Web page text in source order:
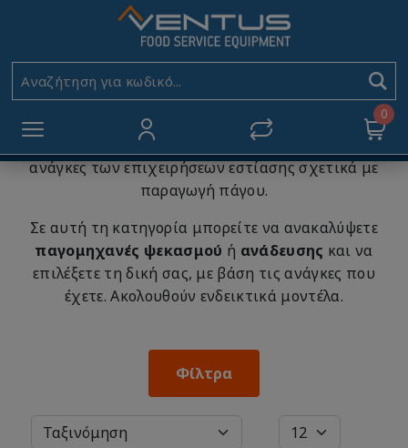
Αναζήτηση για κωδικό...
0
ΠΑΓΟΜΗΧΑΝΕΣ
Αρχική ΠΑΓΟΜΗΧΑΝΕΣ
Επαγγελματικές παγομηχανές
κατασκευής, ικανές να καλύψουν τις σύγχρονες
ανάγκες των επιχειρήσεων εστίασης σχετικά με
παραγωγή πάγου.
Σε αυτή τη κατηγορία μπορείτε να ανακαλύψετε
παγομηχανές ψεκασμού ή ανάδευσης και να
επιλέξετε τη δική σας, με βάση τις ανάγκες που
έχετε. Ακολουθούν ενδεικτικά μοντέλα.
Φίλτρα